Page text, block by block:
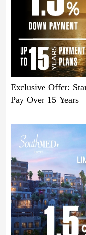
Exclusive Offer:
Pay Over 15 Years